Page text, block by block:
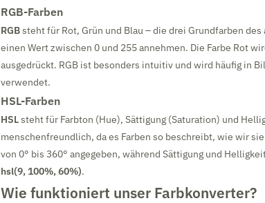
RGB-Farben
RGBsteht für Rot, Grün und Blau – die drei Grundfarben
einen Wert zwischen 0 und 255 annehmen. Die Farbe Rot
ausgedrückt. RGB ist besonders intuitiv und wird häufig in
verwendet.
HSL-Farben
HSLsteht für Farbton (Hue), Sättigung (Saturation) und
menschenfreundlich, da es Farben so beschreibt, wie wir
von 0° bis 360° angegeben, während Sättigung und
hsl(9, 100%, 60%).
Wie funktioniert unser Farbkonverter?